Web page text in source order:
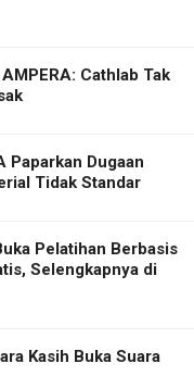
Cathlab Tak
Paparkan Dugaan
Tidak Standar
Pelatihan Berbasis
Selengkapnya di
Kasih Buka Suara